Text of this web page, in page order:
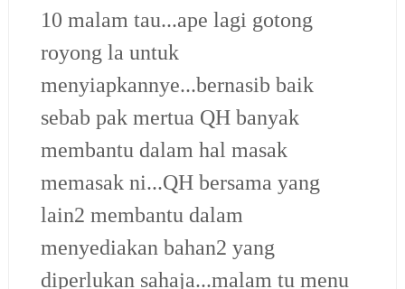
10 malam tau...ape lagi gotong
royong la untuk
menyiapkannye...bernasib baik
sebab pak mertua QH banyak
membantu dalam hal masak
memasak ni...QH bersama yang
lain2 membantu dalam
menyediakan bahan2 yang
diperlukan sahaja...malam tu menu